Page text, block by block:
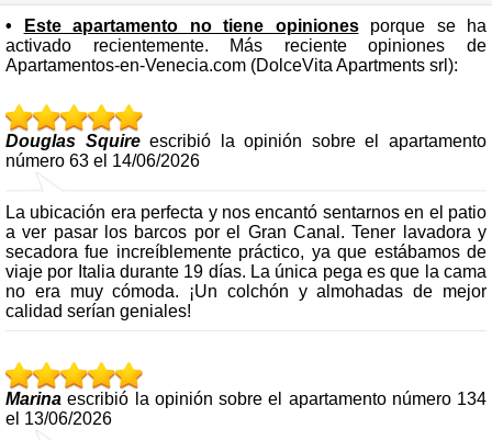
• Este apartamento no tiene opinionesporque se ha
activado recientemente. Más reciente opiniones de
Apartamentos-en-Venecia.com (DolceVita Apartments srl):
Douglas Squireescribió la opinión sobre el apartamento
número 63 el 14/06/2026
La ubicación era perfecta y nos encantó sentarnos en el patio
a ver pasar los barcos por el Gran Canal. Tener lavadora y
secadora fue increíblemente práctico, ya que estábamos de
viaje por Italia durante 19 días. La única pega es que la cama
no era muy cómoda. ¡Un colchón y almohadas de mejor
calidad serían geniales!
Marina escribió la opinión sobre el apartamento número 134
el 13/06/2026